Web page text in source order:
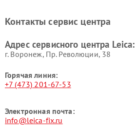
Контакты сервис центра
Адрес сервисного центра Leica:
г. Воронеж, Пр. Революции, 38
Горячая линия:
+7 (473) 201-67-53
Электронная почта:
info@leica-fix.ru